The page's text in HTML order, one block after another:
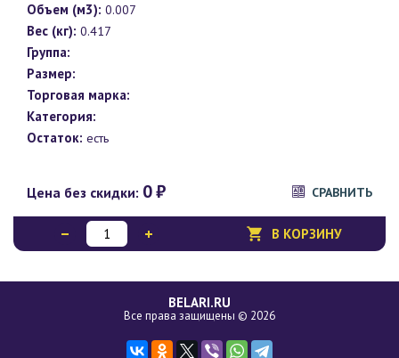
Объем (м3): 0.007
Вес (кг): 0.417
Группа:
Размер:
Торговая марка:
Категория:
Остаток: есть
Цена без скидки: 0₽ СРАВНИТЬ
В КОРЗИНУ
BELARI.RU
Все права защищены © 2026